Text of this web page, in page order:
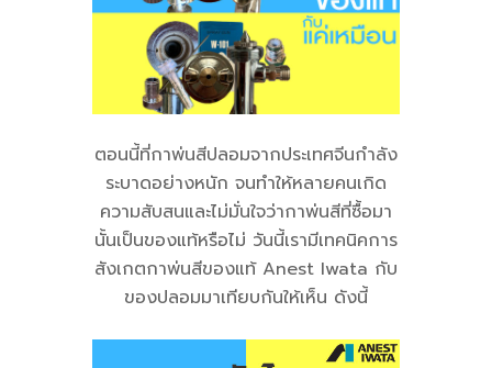
ตอนนี้ที่กาพ่นสีปลอมจากประเทศจีนกำลัง
ระบาดอย่างหนัก จนทำให้หลายคนเกิด
ความสับสนและไม่มั่นใจว่ากาพ่นสีที่ซื้อมา
นั้นเป็นของแท้หรือไม่ วันนี้เรามีเทคนิคการ
สังเกตกาพ่นสีของแท้ Anest Iwata กับ
ของปลอมมาเทียบกันให้เห็น ดังนี้